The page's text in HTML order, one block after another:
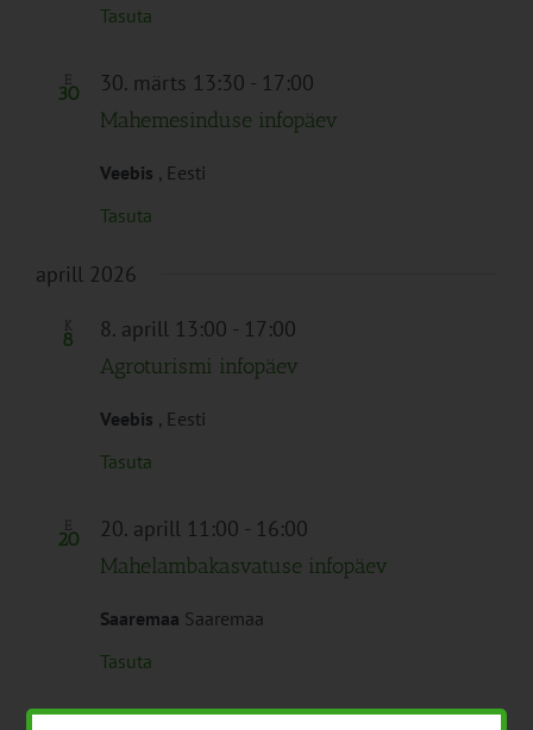
Tasuta
E
30 30. märts 13:30 - 17:00
Mahemesinduse infopäev
Veebis , Eesti
Tasuta
aprill 2026
K
8 8. aprill 13:00 - 17:00
Agroturismi infopäev
Veebis , Eesti
Tasuta
E
20 20. aprill 11:00 - 16:00
Mahelambakasvatuse infopäev
Saaremaa Saaremaa
Tasuta
mai 2026